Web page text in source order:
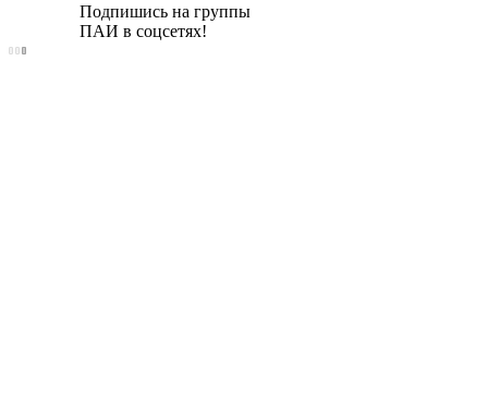
Подпишись на группы
ПАИ в соцсетях!